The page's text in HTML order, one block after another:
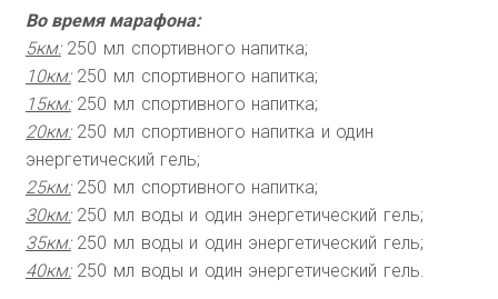
Во время марафона:
5км:250 мл спортивного напитка;
10км:250 мл спортивного напитка;
15км:250 мл спортивного напитка;
20км:250 мл спортивного напитка и один
энергетический гель;
25км:250 мл спортивного напитка;
30км:250 мл воды и один энергетический гель;
35км:250 мл воды и один энергетический гель;
40км:250 мл воды и один энергетический гель.